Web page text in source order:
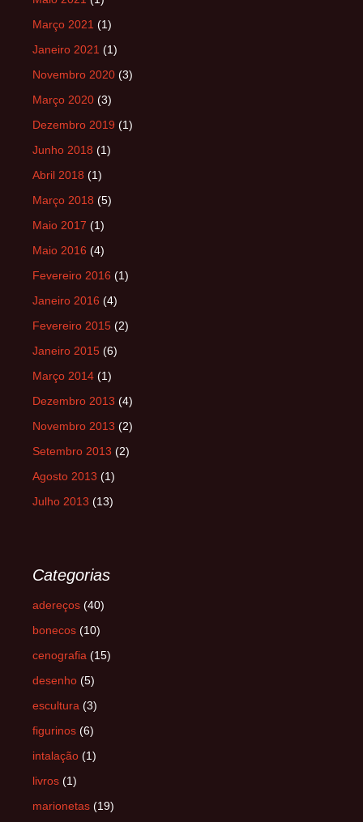
Março 2021 (1)
Janeiro 2021 (1)
Novembro 2020 (3)
Março 2020 (3)
Dezembro 2019 (1)
Junho 2018 (1)
Abril 2018 (1)
Março 2018 (5)
Maio 2017 (1)
Maio 2016 (4)
Fevereiro 2016 (1)
Janeiro 2016 (4)
Fevereiro 2015 (2)
Janeiro 2015 (6)
Março 2014 (1)
Dezembro 2013 (4)
Novembro 2013 (2)
Setembro 2013 (2)
Agosto 2013 (1)
Julho 2013 (13)
Categorias
adereços (40)
bonecos (10)
cenografia (15)
desenho (5)
escultura (3)
figurinos (6)
intalação (1)
livros (1)
marionetas (19)